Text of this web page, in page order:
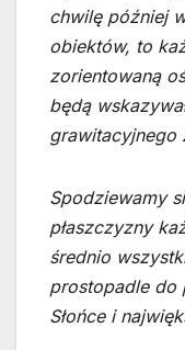
chwilę później
obiektów, to
zorientowaną
będą
grawitacyjnego
Spodziewamy
płaszczyzny
średnio
prostopadle do
Słońce i